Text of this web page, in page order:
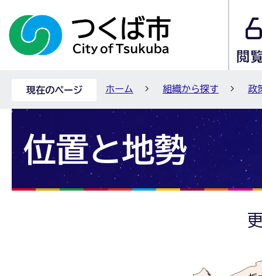
現在のページ ホーム 組織から探す 政
位置と地勢